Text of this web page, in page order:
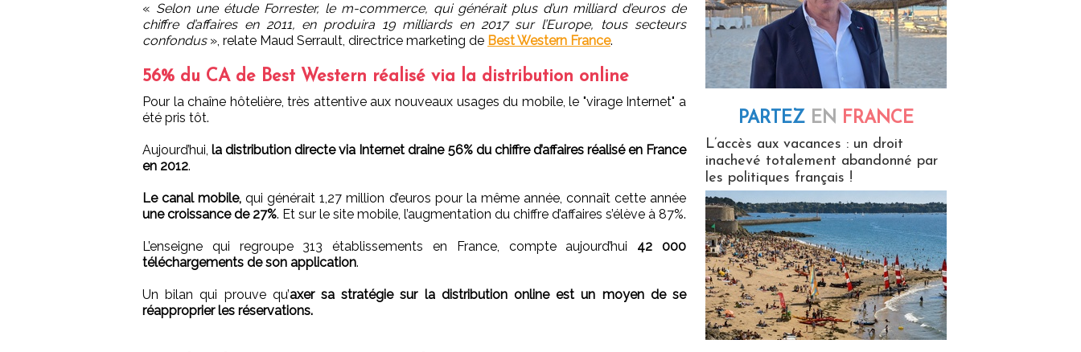
« Selon une étude Forrester, le m-commerce, qui générait plus d’un milliard d’euros de
chiffre d’affaires en 2011, en produira 19 milliards en 2017 sur l’Europe, tous secteurs
confondus», relate Maud Serrault, directrice marketing de Best Western France.
56% du CA de Best Western réalisé via la distribution online
Pour la chaîne hôtelière, très attentive aux nouveaux usages du mobile, le "virage Internet" a
été pris tôt.
Aujourd’hui,la distribution directe via Internet draine 56% du chiffre d’affaires réalisé en France
en 2012.
Le canal mobile, qui générait 1,27 million d’euros pour la même année, connaît cette année
une croissance de 27%. Et sur le site mobile, l’augmentation du chiffre d’affaires s’élève à 87%.
L’enseigne qui regroupe 313 établissements en France, compte aujourd’hui 42 000
téléchargements de son application.
Un bilan qui prouve qu’axer sa stratégie sur la distribution online est un moyen de se
réapproprier les réservations.
PARTEZ EN FRANCE
L’accès aux vacances : un droit
inachevé totalement abandonné par
les politiques français !